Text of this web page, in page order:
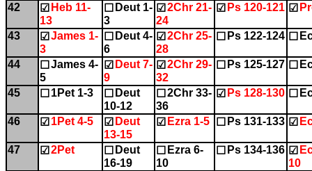
42
☑ Heb 11-
13
☐ Deut 1-
3
☑ 2Chr 21-
24
☑ Ps 120-121 ☑
43 ☑ James 1-
3
☐ Deut 4-
6
☑ 2Chr 25-
28
☐ Ps 122-124 ☐
44 ☐ James 4-
5
☑ Deut 7-
9
☑ 2Chr 29-
32
☐ Ps 125-127 ☐
45 ☐ 1Pet 1-3 ☐ Deut
10-12
☐ 2Chr 33-
36
☑ Ps 128-130 ☐
46 ☑ 1Pet 4-5 ☑ Deut
13-15
☑ Ezra 1-5 ☐ Ps 131-133 ☑
47 ☑ 2Pet ☐ Deut
16-19
☐ Ezra 6-
10
☐ Ps 134-136 ☑
10